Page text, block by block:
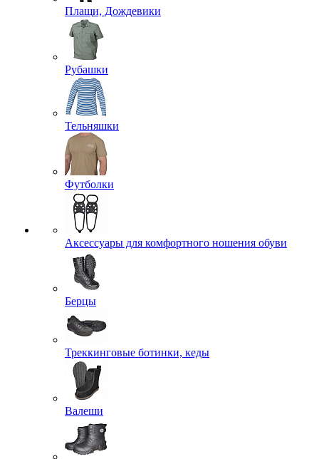
Плащи, Дождевики
Рубашки
Тельняшки
Футболки
Аксессуары для комфортного ношения обуви
Берцы
Треккинговые ботинки, кеды
Валеши